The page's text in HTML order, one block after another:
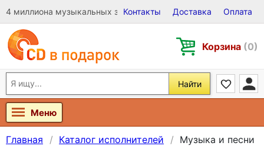
4 миллиона музыкальных записей на Виниле, CD и DVD
Контакты Доставка Оплата
Корзина (0)
Найти
Меню
Главная Каталог исполнителей
Музыка и песни